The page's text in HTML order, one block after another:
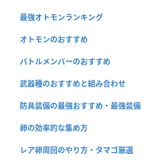
最強オトモンランキング
オトモンのおすすめ
バトルメンバーのおすすめ
武器種のおすすめと組み合わせ
防具装備の最強おすすめ・最強装備
卵の効率的な集め方
レア卵周回のやり方・タマゴ厳選